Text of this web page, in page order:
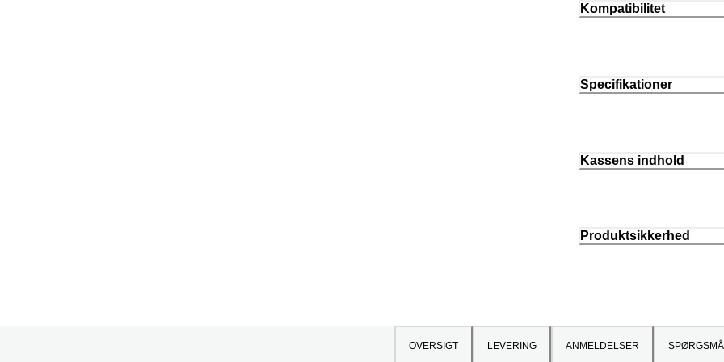
Kompatibilitet
Specifikationer
Kassens indhold
Produktsikkerhed
OVERSIGT LEVERING ANMELDELSER